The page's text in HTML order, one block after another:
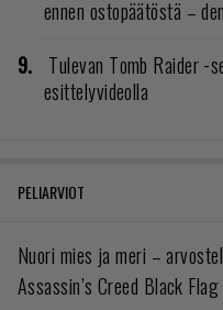
ennen ostopäätöstä –
Tulevan Tomb Raider -
esittelyvideolla
PELIARVIOT
Nuori mies ja meri –
Assassin’s Creed Black